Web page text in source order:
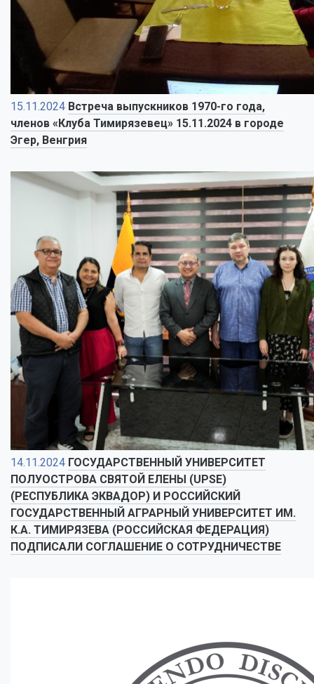
15.11.2024 Встреча выпускников 1970-го года,
членов «Клуба Тимирязевец» 15.11.2024 в городе
Эгер, Венгрия
14.11.2024 ГОСУДАРСТВЕННЫЙ УНИВЕРСИТЕТ
ПОЛУОСТРОВА СВЯТОЙ ЕЛЕНЫ (UPSE)
(РЕСПУБЛИКА ЭКВАДОР) И РОССИЙСКИЙ
ГОСУДАРСТВЕННЫЙ АГРАРНЫЙ УНИВЕРСИТЕТ ИМ.
К.А. ТИМИРЯЗЕВА (РОССИЙСКАЯ ФЕДЕРАЦИЯ)
ПОДПИСАЛИ СОГЛАШЕНИЕ О СОТРУДНИЧЕСТВЕ